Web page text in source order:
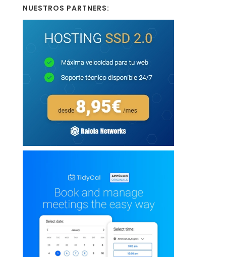
NUESTROS PARTNERS: